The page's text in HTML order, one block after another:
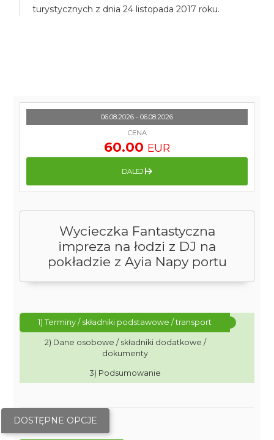
turystycznych z dnia 24 listopada 2017 roku.
Wycieczka Fantastyczna
impreza na łodzi z DJ na
pokładzie z Ayia Napy portu
1) Terminy / składniki podstawowe / transport
2) Dane osobowe / składniki dodatkowe /
dokumenty
3) Podsumowanie
DOSTĘPNE OPCJE
06.08.2026 - 06.08.2026
CENA
60.00 EUR
DALEJ